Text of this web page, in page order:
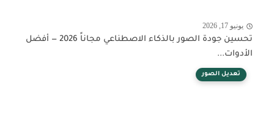
يونيو 17, 2026
تحسين جودة الصور بالذكاء الاصطناعي مجاناً 2026 — أفضل
الأدوات...
تعديل الصور